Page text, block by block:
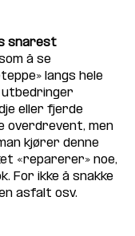
snarest
å se
langs hele
utbedringer
eller fjerde
overdrevent, men
kjører denne
«reparerer» noe,
For ikke å snakke
asfalt osv.